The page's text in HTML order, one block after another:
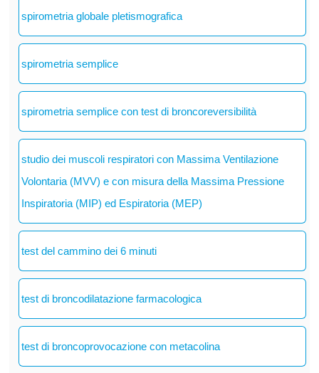
spirometria globale pletismografica
spirometria semplice
spirometria semplice con test di broncoreversibilità
studio dei muscoli respiratori con Massima Ventilazione
Volontaria (MVV) e con misura della Massima Pressione
Inspiratoria (MIP) ed Espiratoria (MEP)
test del cammino dei 6 minuti
test di broncodilatazione farmacologica
test di broncoprovocazione con metacolina